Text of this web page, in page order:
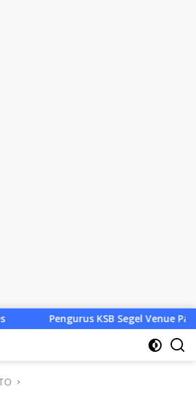
Segel Venue Panjat Tebing dan